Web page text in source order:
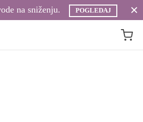
na sniženju. POGLEDAJ